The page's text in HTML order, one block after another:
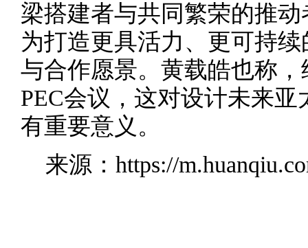
梁搭建者与共同繁荣的推
为打造更具活力、更可持
与合作愿景。黄载皓也称
PEC会议，这对设计未来
有重要意义。
来源：https://